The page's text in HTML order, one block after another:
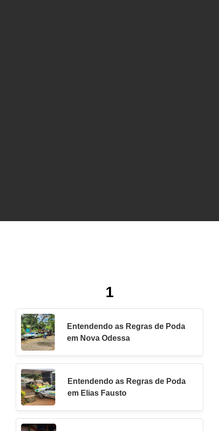
1
Entendendo as Regras de Poda
em Nova Odessa
Entendendo as Regras de Poda
em Elias Fausto